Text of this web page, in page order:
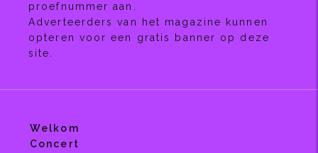
proefnummer aan.
Adverteerders van het magazine kunnen
opteren voor een gratis banner op deze
site.
Welkom
Concert